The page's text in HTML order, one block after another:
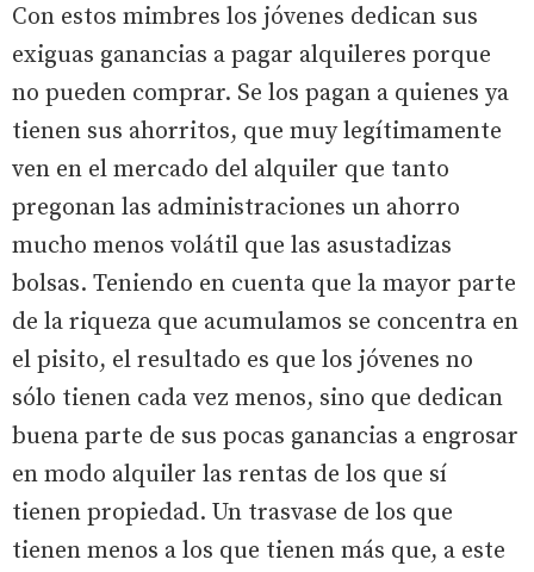
Con estos mimbres los jóvenes dedican sus
exiguas ganancias a pagar alquileres porque
no pueden comprar. Se los pagan a quienes ya
tienen sus ahorritos, que muy legítimamente
ven en el mercado del alquiler que tanto
pregonan las administraciones un ahorro
mucho menos volátil que las asustadizas
bolsas. Teniendo en cuenta que la mayor parte
de la riqueza que acumulamos se concentra en
el pisito, el resultado es que los jóvenes no
sólo tienen cada vez menos, sino que dedican
buena parte de sus pocas ganancias a engrosar
en modo alquiler las rentas de los que sí
tienen propiedad. Un trasvase de los que
tienen menos a los que tienen más que, a este